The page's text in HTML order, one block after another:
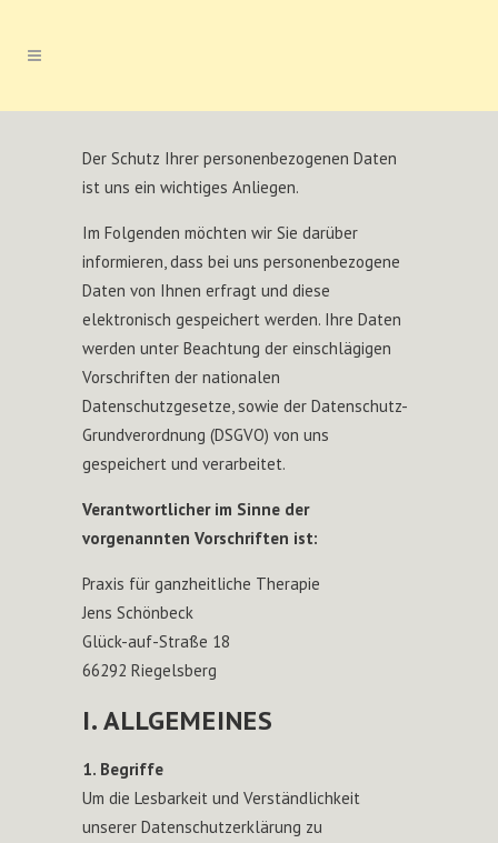
Der Schutz Ihrer personenbezogenen Daten
ist uns ein wichtiges Anliegen.
Im Folgenden möchten wir Sie darüber
informieren, dass bei uns personenbezogene
Daten von Ihnen erfragt und diese
elektronisch gespeichert werden. Ihre Daten
werden unter Beachtung der einschlägigen
Vorschriften der nationalen
Datenschutzgesetze, sowie der Datenschutz-
Grundverordnung (DSGVO) von uns
gespeichert und verarbeitet.
Verantwortlicher im Sinne der
vorgenannten Vorschriften ist:
Praxis für ganzheitliche Therapie
Jens Schönbeck
Glück-auf-Straße 18
66292 Riegelsberg
I. ALLGEMEINES
1. Begriffe
Um die Lesbarkeit und Verständlichkeit
unserer Datenschutzerklärung zu